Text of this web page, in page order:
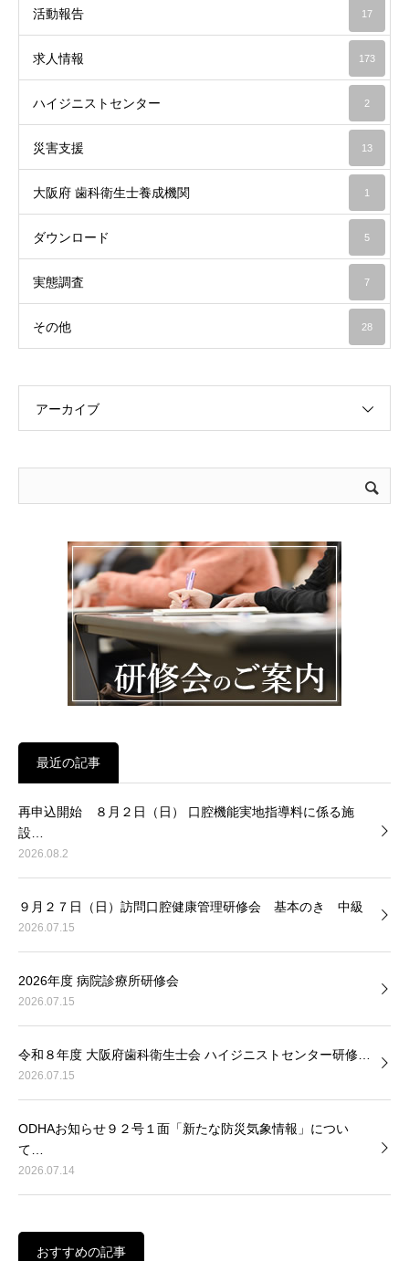
活動報告 17
求人情報 173
ハイジニストセンター 2
災害支援 13
大阪府 歯科衛生士養成機関 1
ダウンロード 5
実態調査 7
その他 28
アーカイブ
最近の記事
再申込開始 ８月２日（日） 口腔機能実地指導料に係る施
設…
2026.08.2
９月２７日（日）訪問口腔健康管理研修会 基本のき 中級
2026.07.15
2026年度 病院診療所研修会
2026.07.15
令和８年度 大阪府歯科衛生士会 ハイジニストセンター研修…
2026.07.15
ODHAお知らせ９２号１面「新たな防災気象情報」につい
て…
2026.07.14
おすすめの記事